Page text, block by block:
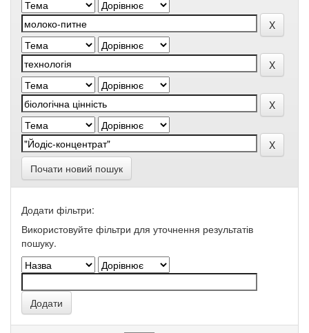
Почати новий пошук
Додати фільтри:
Використовуйте фільтри для уточнення результатів
пошуку.